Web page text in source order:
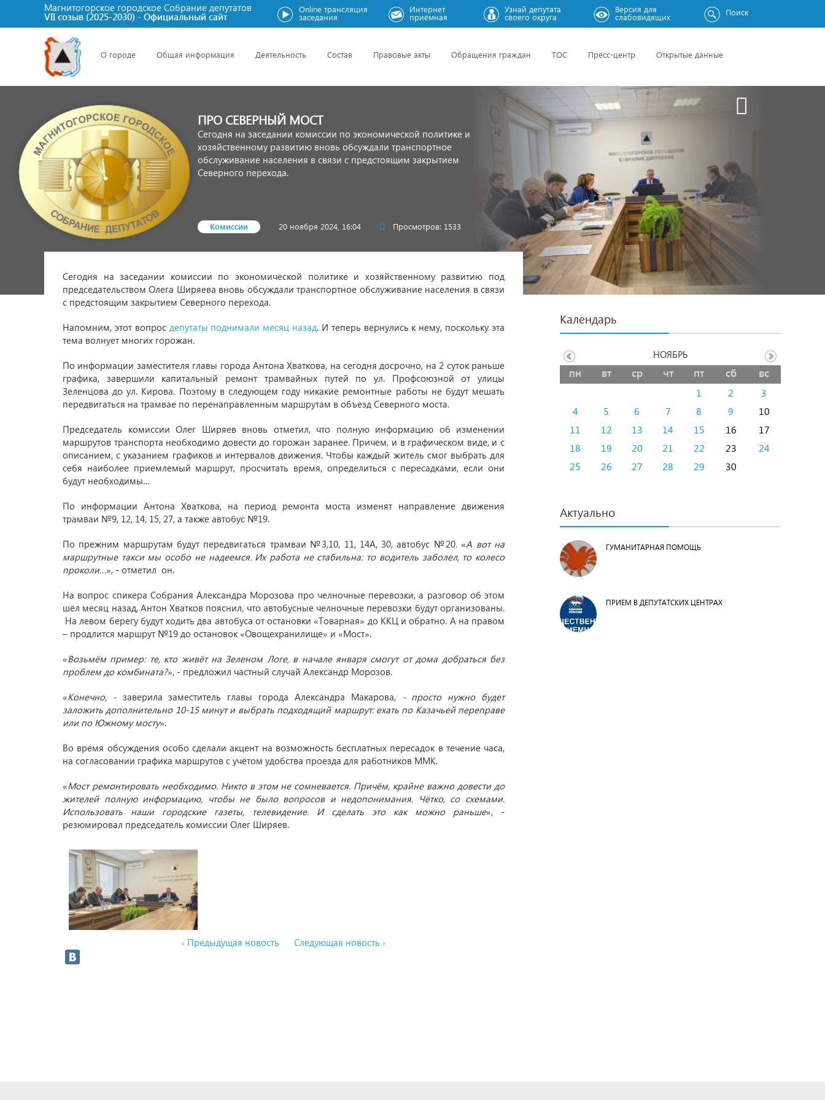
Магнитогорское городское Cобрание депутатов
VII созыв (2025-2030) - Официальный сайт
Online трансляция
заседания
Интернет
приёмная
Узнай депутата
своего округа
Версия для
слабовидящих Поиск
О городе Общая информация Деятельность Состав Правовые акты Обращения граждан ТОС Пресс-центр Открытые данные
ПРО СЕВЕРНЫЙ МОСТ
Сегодня на заседании комиссии по экономической политике и
хозяйственному развитию вновь обсуждали транспортное
обслуживание населения в связи с предстоящим закрытием
Северного перехода.
Комиссии 20 ноября 2024, 16:04 Просмотров: 1533
Сегодня на заседании комиссии по экономической политике и хозяйственному развитию под
председательством Олега Ширяева вновь обсуждали транспортное обслуживание населения в связи
с предстоящим закрытием Северного перехода.
Напомним, этот вопрос депутаты поднимали месяц назад. И теперь вернулись к нему, поскольку эта
тема волнует многих горожан.
По информации заместителя главы города Антона Хваткова, на сегодня досрочно, на 2 суток раньше
графика, завершили капитальный ремонт трамвайных путей по ул. Профсоюзной от улицы
Зеленцова до ул. Кирова. Поэтому в следующем году никакие ремонтные работы не будут мешать
передвигаться на трамвае по перенаправленным маршрутам в объезд Северного моста.
Председатель комиссии Олег Ширяев вновь отметил, что полную информацию об изменении
маршрутов транспорта необходимо довести до горожан заранее. Причем, и в графическом виде, и с
описанием, с указанием графиков и интервалов движения. Чтобы каждый житель смог выбрать для
себя наиболее приемлемый маршрут, просчитать время, определиться с пересадками, если они
будут необходимы…
По информации Антона Хваткова, на период ремонта моста изменят направление движения
трамваи №9, 12, 14, 15, 27, а также автобус №19.
По прежним маршрутам будут передвигаться трамваи №3,10, 11, 14А, 30, автобус №20. «А вот на
маршрутные такси мы особо не надеемся. Их работа не стабильна: то водитель заболел, то колесо
проколи…», - отметил он.
На вопрос спикера Собрания Александра Морозова про челночные перевозки, а разговор об этом
шёл месяц назад, Антон Хватков пояснил, что автобусные челночные перевозки будут организованы.
На левом берегу будут ходить два автобуса от остановки «Товарная» до ККЦ и обратно. А на правом
– продлится маршрут №19 до остановок «Овощехранилище» и «Мост».
«Возьмём пример: те, кто живёт на Зеленом Логе, в начале января смогут от дома добраться без
проблем до комбината?», - предложил частный случай Александр Морозов.
«Конечно, - заверила заместитель главы города Александра Макарова,- просто нужно будет
заложить дополнительно 10-15 минут и выбрать подходящий маршрут: ехать по Казачьей переправе
или по Южному мосту».
Во время обсуждения особо сделали акцент на возможность бесплатных пересадок в течение часа,
на согласовании графика маршрутов с учётом удобства проезда для работников ММК.
«Мост ремонтировать необходимо. Никто в этом не сомневается. Причём, крайне важно довести до
жителей полную информацию, чтобы не было вопросов и недопонимания. Чётко, со схемами.
Использовать наши городские газеты, телевидение. И сделать это как можно раньше», -
резюмировал председатель комиссии Олег Ширяев.
‹ Предыдущая новость Следующая новость ›
Календарь
пн вт ср чт пт сб вс
1 2
3
4
5 6 7 8 9
10
11
12 13 14 15 16
17
18
19 20 21 22 23
24
25
26 27 28 29 30
НОЯБРЬ
Актуально
ГУМАНИТАРНАЯ ПОМОЩЬ
ПРИЕМ В ДЕПУТАТСКИХ ЦЕНТРАХ